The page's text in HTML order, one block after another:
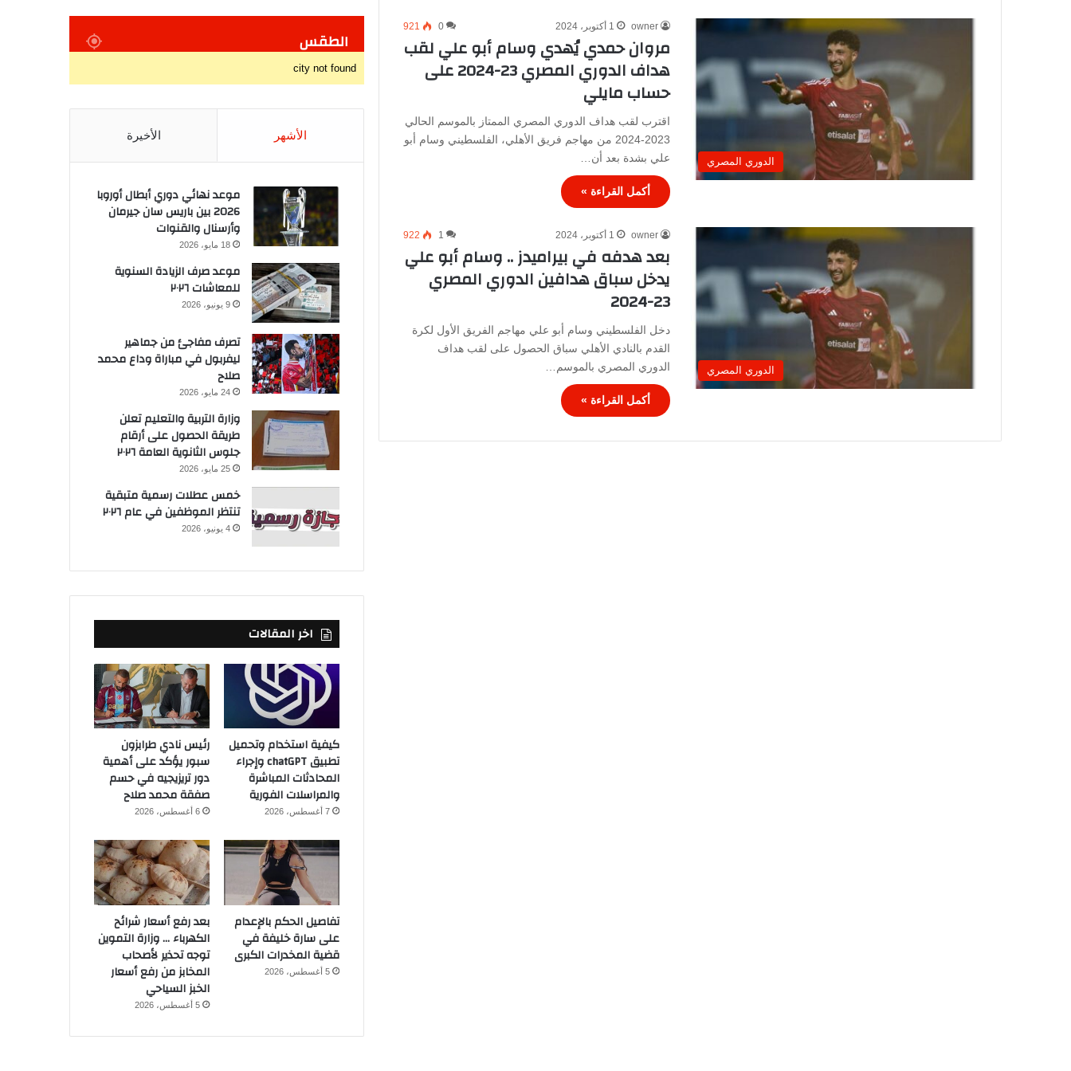
الدوري المصري
owner 1 أكتوبر، 2024 0
921
مروان حمدي يُهدي وسام أبو علي لقب
هداف الدوري المصري 23-2024 على
حساب مايلي
اقترب لقب هداف الدوري المصري الممتاز بالموسم الحالي
2023-2024 من مهاجم فريق الأهلي، الفلسطيني وسام أبو
علي بشدة بعد أن…
أكمل القراءة »
الدوري المصري
owner 1 أكتوبر، 2024 1
922
بعد هدفه في بيراميدز .. وسام أبو علي
يدخل سباق هدافين الدوري المصري
23-2024
دخل الفلسطيني وسام أبو علي مهاجم الفريق الأول لكرة
القدم بالنادي الأهلي سباق الحصول على لقب هداف
الدوري المصري بالموسم…
أكمل القراءة »
الطقس
city not found
الأشهر الأخيرة
موعد نهائي دوري أبطال أوروبا
2026 بين باريس سان جيرمان
وأرسنال والقنوات
18 مايو، 2026
موعد صرف الزيادة السنوية
للمعاشات ٢٠٢٦
9 يونيو، 2026
تصرف مفاجئ من جماهير
ليفربول في مباراة وداع محمد
صلاح
24 مايو، 2026
وزارة التربية والتعليم تعلن
طريقة الحصول على أرقام
جلوس الثانوية العامة ٢٠٢٦
25 مايو، 2026
خمس عطلات رسمية متبقية
تنتظر الموظفين في عام ٢٠٢٦
4 يونيو، 2026
اخر المقالات
كيفية استخدام وتحميل
تطبيق chatGPT وإجراء
المحادثات المباشرة
والمراسلات الفورية
7 أغسطس، 2026
رئيس نادي طرابزون
سبور يؤكد على أهمية
دور تريزيجيه في حسم
صفقة محمد صلاح
6 أغسطس، 2026
تفاصيل الحكم بالإعدام
على سارة خليفة في
قضية المخدرات الكبرى
5 أغسطس، 2026
بعد رفع أسعار شرائح
الكهرباء … وزارة التموين
توجه تحذير لأصحاب
المخابز من رفع أسعار
الخبز السياحي
5 أغسطس، 2026